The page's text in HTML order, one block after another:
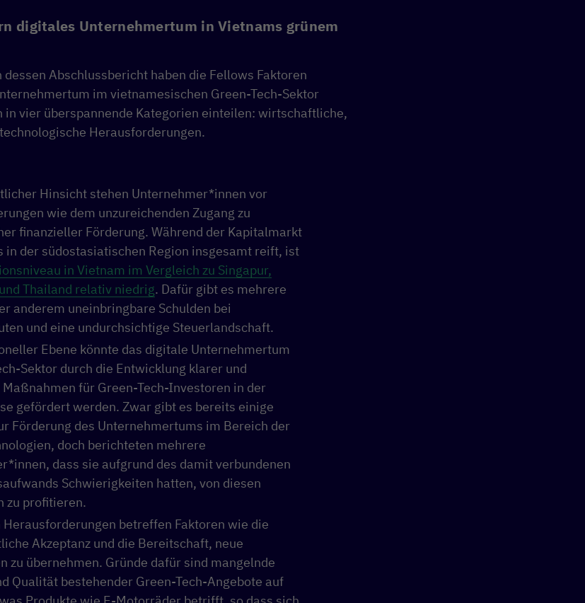
digitales Unternehmertum in Vietnams grünem
dessen Abschlussbericht haben die Fellows Faktoren
im vietnamesischen Green-Tech-Sektor
in vier überspannende Kategorien einteilen: wirtschaftliche,
Herausforderungen.
Hinsicht stehen Unternehmer*innen vor
wie dem unzureichenden Zugang zu
finanzieller Förderung. Während der Kapitalmarkt
in der südostasiatischen Region insgesamt reift, ist
in Vietnam im Vergleich zu Singapur,
Thailand relativ niedrig. Dafür gibt es mehrere
anderem uneinbringbare Schulden bei
und eine undurchsichtige Steuerlandschaft.
Ebene könnte das digitale Unternehmertum
Sektor durch die Entwicklung klarer und
für Green-Tech-Investoren in der
gefördert werden. Zwar gibt es bereits einige
Förderung des Unternehmertums im Bereich der
doch berichteten mehrere
dass sie aufgrund des damit verbundenen
Schwierigkeiten hatten, von diesen
zu profitieren.
Herausforderungen betreffen Faktoren wie die
Akzeptanz und die Bereitschaft, neue
zu übernehmen. Gründe dafür sind mangelnde
Qualität bestehender Green-Tech-Angebote auf